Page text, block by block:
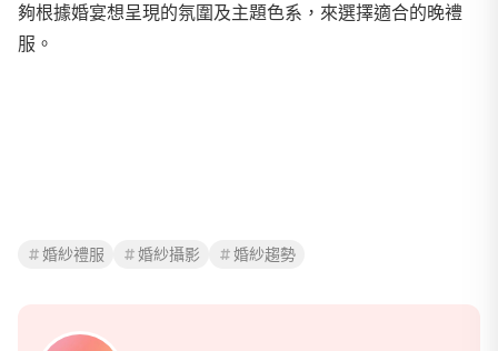
夠根據婚宴想呈現的氛圍及主題色系，來選擇適合的晚禮
服。
婚紗禮服 婚紗攝影 婚紗趨勢